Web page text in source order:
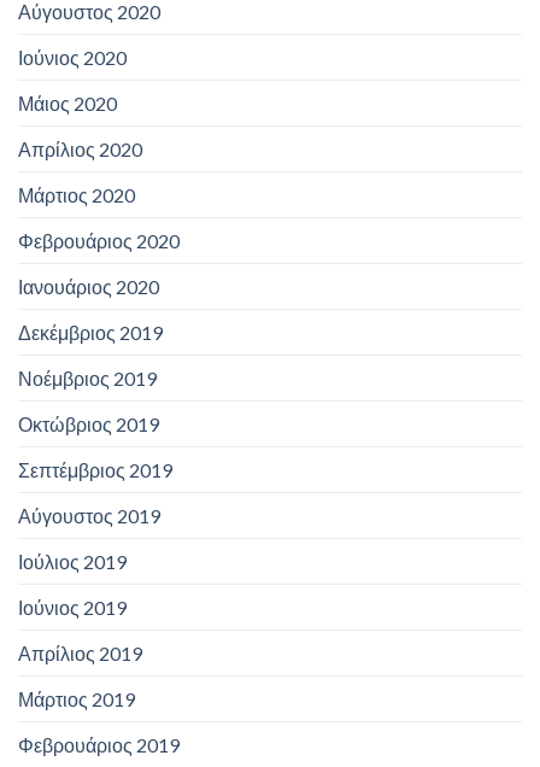
Αύγουστος 2020
Ιούνιος 2020
Μάιος 2020
Απρίλιος 2020
Μάρτιος 2020
Φεβρουάριος 2020
Ιανουάριος 2020
Δεκέμβριος 2019
Νοέμβριος 2019
Οκτώβριος 2019
Σεπτέμβριος 2019
Αύγουστος 2019
Ιούλιος 2019
Ιούνιος 2019
Απρίλιος 2019
Μάρτιος 2019
Φεβρουάριος 2019